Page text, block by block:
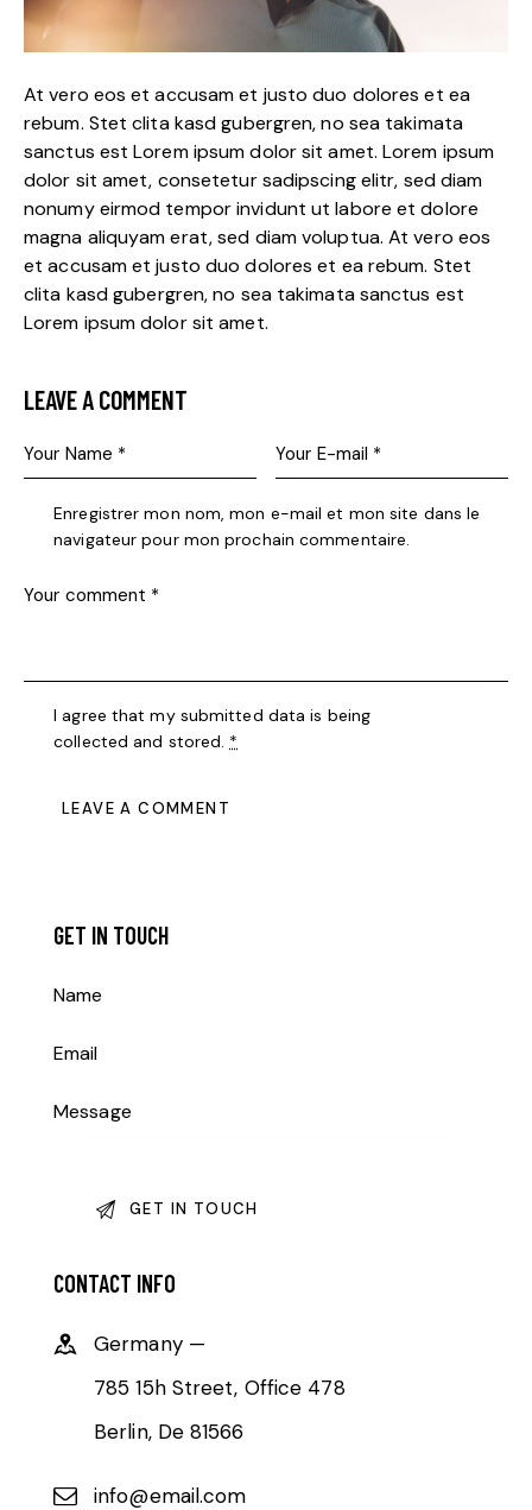
At vero eos et accusam et justo duo dolores et ea
rebum. Stet clita kasd gubergren, no sea takimata
sanctus est Lorem ipsum dolor sit amet. Lorem ipsum
dolor sit amet, consetetur sadipscing elitr, sed diam
nonumy eirmod tempor invidunt ut labore et dolore
magna aliquyam erat, sed diam voluptua. At vero eos
et accusam et justo duo dolores et ea rebum. Stet
clita kasd gubergren, no sea takimata sanctus est
Lorem ipsum dolor sit amet.
LEAVE A COMMENT
Enregistrer mon nom, mon e-mail et mon site dans le
navigateur pour mon prochain commentaire.
I agree that my submitted data is being
collected and stored. *
GET IN TOUCH
CONTACT INFO
Germany —
785 15h Street, Office 478
Berlin, De 81566
info@email.com